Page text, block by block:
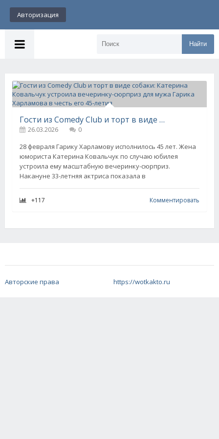
Авторизация
Найти
Гости из Comedy Club и торт в виде собаки: Катерина Ковальчук устроила вечеринку-сюрприз для мужа Гарика Харламова в честь его 45-летия
26.03.2026
0
28 февраля Гарику Харламову исполнилось 45 лет. Жена
юмориста Катерина Ковальчук по случаю юбилея
устроила ему масштабную вечеринку-сюрприз.
Накануне 33-летняя актриса показала в
+117 Комментировать
Авторские права https://wotkakto.ru